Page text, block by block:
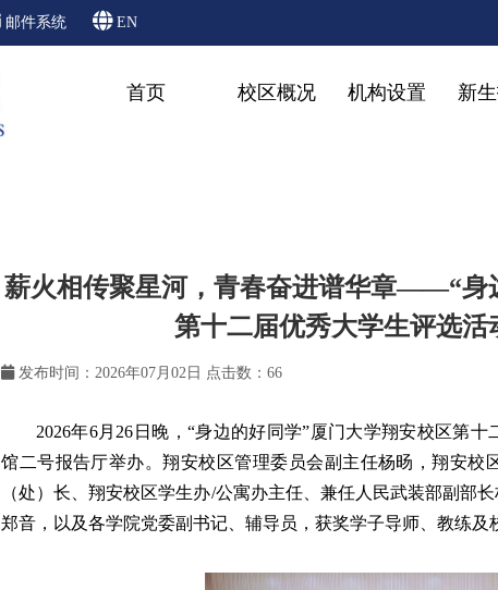
邮件系统 EN
首页 校区概况 机构设置 新
薪火相传聚星河，青春奋进谱华章——“身
第十二届优秀大学生评选活
发布时间：2026年07月02日 点击数：66
2026年6月26日晚，“身边的好同学”厦门大学翔安校区第
馆二号报告厅举办。翔安校区管理委员会副主任杨旸，翔安校
（处）长、翔安校区学生办/公寓办主任、兼任人民武装部副部
郑音，以及各学院党委副书记、辅导员，获奖学子导师、教练及